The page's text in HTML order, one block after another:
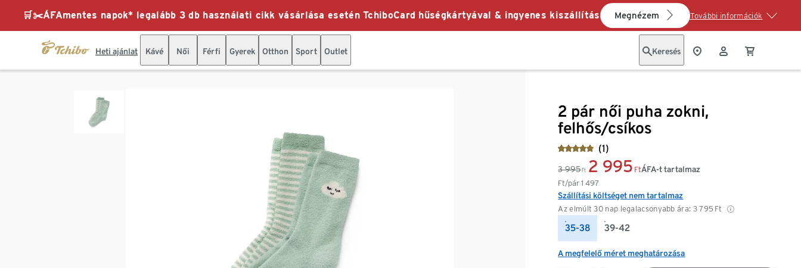
🛒✂️ÁFAmentes napok* legalább 3 db használati cikk vásárlása esetén TchiboCard hűségkártyával & ingyenes kiszállítás Megnézem További információk
Heti ajánlat Kávé Női Férfi Gyerek Otthon Sport Outlet Keresés
2 pár női puha zokni,
felhős/csíkos
(1)
3 995 Ft 2 995 Ft
Ft/pár1 497
Az elmúlt 30 nap legalacsonyabb ára: 3 795 Ft
ÁFA-t tartalmaz
Szállítási költséget nem tartalmaz
35-38 39-42
A megfelelő méret meghatározása